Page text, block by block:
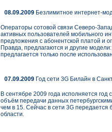
08.09.2009 Безлимитное интернет-
Операторы сотовой связи Северо-
активных пользователей мобильного
предложения с абонентской платой и
Правда, предлагаются и другие
предлагается только после
07.09.2009 Год сети 3G Билайн в
В сентябре 2009 года исполняется
объём передачи данных
чем в 15. Сейчас в сети 3G
области.